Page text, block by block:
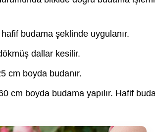
budama şeklinde uygulanır.
dallar kesilir.
cm boyda budanır.
cm boyda budama yapılır. Hafif